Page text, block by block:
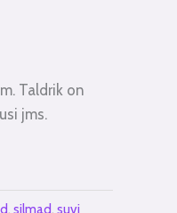
Taldrik on
jms.
, silmad, suvi